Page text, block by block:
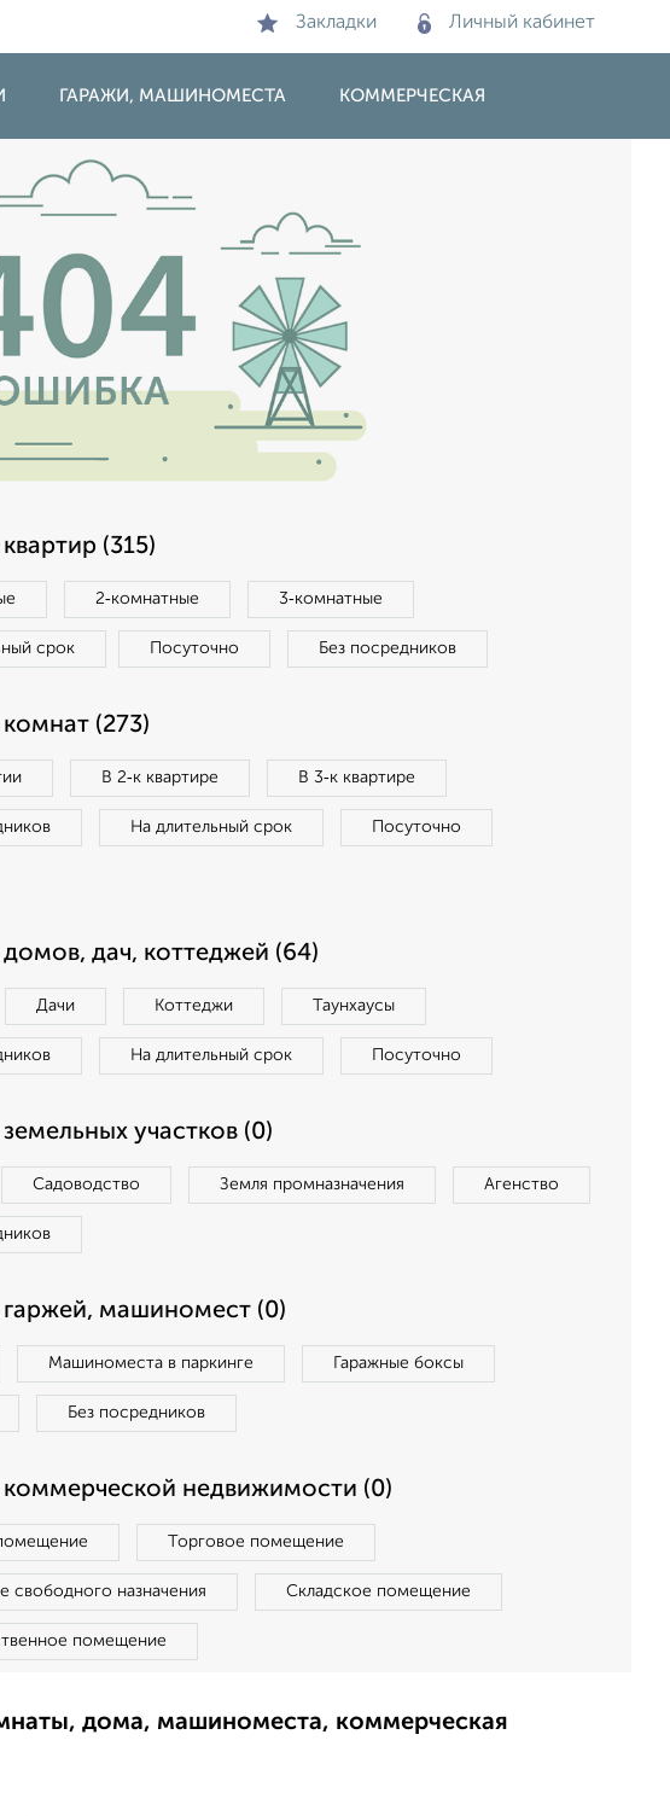
Закладки Личный кабинет
ГАРАЖИ, МАШИНОМЕСТА КОММЕРЧЕСКАЯ
(315)
2‑комнатные 3‑комнатные
срок Посуточно Без посредников
(273)
В 2‑к квартире В 3‑к квартире
На длительный срок Посуточно
дач, коттеджей (64)
Дачи Коттеджи Таунхаусы
На длительный срок Посуточно
участков (0)
Садоводство Земля промназначения Агенство
машиномест (0)
Машиноместа в паркинге Гаражные боксы
Без посредников
недвижимости (0)
Торговое помещение
свободного назначения Складское помещение
помещение
дома, машиноместа, коммерческая